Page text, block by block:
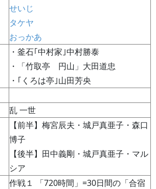
せいじ
タケヤ
おっかあ
・釜石｢中村家｣中村勝泰
・「竹取亭 円山」大田道忠
・｢くろは亭｣山田芳央
乱 一世
【前半】梅宮辰夫・城戸真亜子・森口
博子
【後半】田中義剛・城戸真亜子・マル
シア
作戦１ 「720時間」=30日間の「合宿